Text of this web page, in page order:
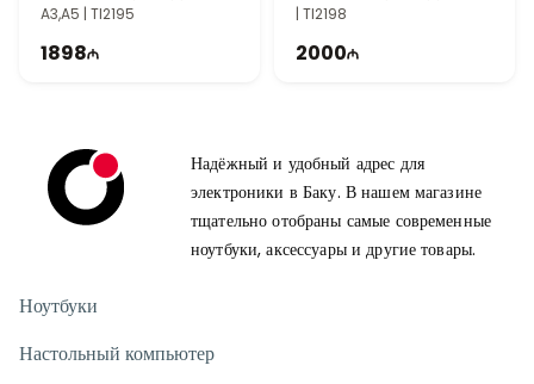
A3,A5 | TI2195
1898
| TI2198
2000
Надёжный и удобный адрес для
электроники в Баку. В нашем магазине
тщательно отобраны самые современные
ноутбуки, аксессуары и другие товары.
Ноутбуки
Настольный компьютер